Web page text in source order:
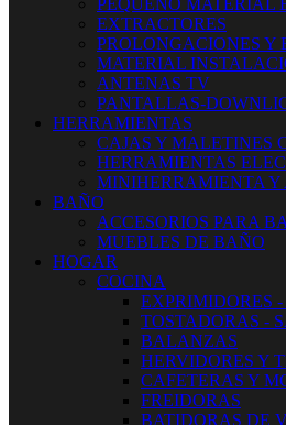
PEQUEÑO MATERIAL
EXTRACTORES
PROLONGACIONES Y
MATERIAL
ANTENAS TV
PANTALLAS-
HERRAMIENTAS
CAJAS Y MALETINES
HERRAMIENTAS
MINIHERRAMIENTA Y
BAÑO
ACCESORIOS PARA
MUEBLES DE BAÑO
HOGAR
COCINA
EXPRIMIDORES
TOSTADORAS -
BALANZAS
HERVIDORES Y
CAFETERAS Y
FREIDORAS
BATIDORAS DE